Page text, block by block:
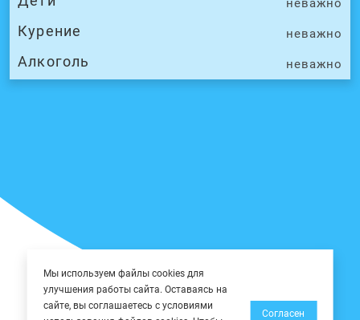
неважно
Курение неважно
Алкоголь неважно
Мы используем файлы cookies для
улучшения работы сайта. Оставаясь на
сайте, вы соглашаетесь с условиями
Согласен